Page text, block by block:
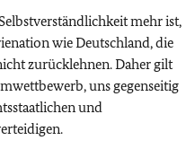
mehr ist,
wie Deutschland, die
zurücklehnen. Daher gilt
uns gegenseitig
und